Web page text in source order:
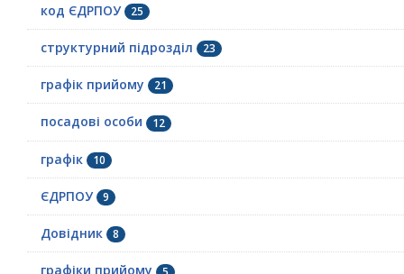
код ЄДРПОУ 25
структурний підрозділ 23
графік прийому 21
посадові особи 12
графік 10
ЄДРПОУ 9
Довідник 8
графіки прийому